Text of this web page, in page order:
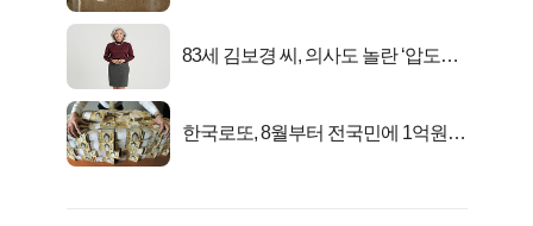
83세 김보경 씨, 의사도 놀란 ‘압도적
한국로또, 8월부터 전국민에 1억원씩